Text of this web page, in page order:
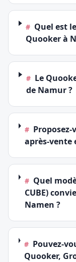
# Quel est
Quooker à
# Le
de Namur ?
#
après-vente
# Quel
CUBE)
Namen ?
# Pouvez-
Quooker,